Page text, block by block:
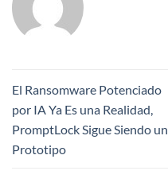
El Ransomware Potenciado
por IA Ya Es una Realidad,
PromptLock Sigue Siendo un
Prototipo